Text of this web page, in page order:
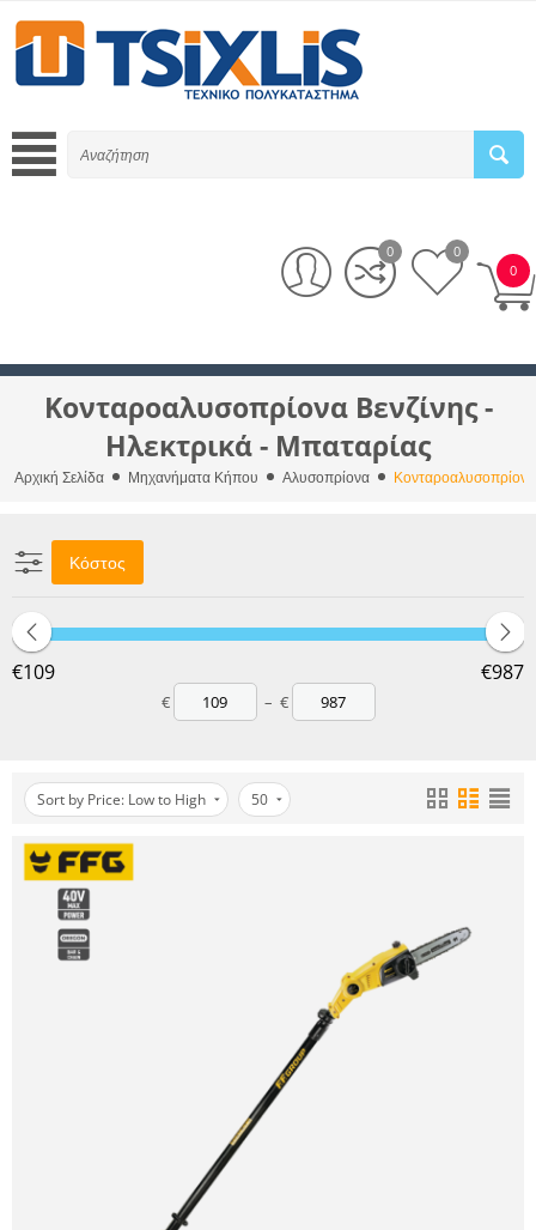
0
0 0
Κονταροαλυσοπρίονα Βενζίνης -
Ηλεκτρικά - Μπαταρίας
Αρχική Σελίδα Μηχανήματα Κήπου Αλυσοπρίονα
Κόστος
‎€109 ‎€987
€ – €
Sort by Price: Low to High 50